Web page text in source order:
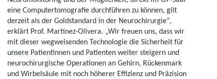
eine Computertomografie durchführen zu können, gilt
derzeit als der Goldstandard in der Neurochirurgie“,
erklärt Prof. Martínez-Olivera. „Wir freuen uns, dass wir
mit dieser wegweisenden Technologie die Sicherheit für
unsere Patientinnen und Patienten weiter steigern und
neurochirurgische Operationen an Gehirn, Rückenmark
und Wirbelsäule mit noch höherer Effizienz und Präzision